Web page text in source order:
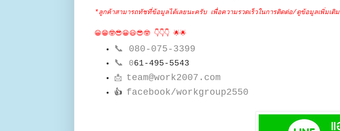
*ลูกค้าสามารถทัชที่ข้อมูลได้เลยนะครับ เพื่อความรวดเร็วในการติดต่อ/ดูข้อมูลเพิ่มเติม
😀😁🤓😎😀😃😎🤓 👇👇👇 🌟🌟
📞 080-075-3399
📞
061-495-5543
📩 team@work2007.com
👍 facebook/workgroup2550